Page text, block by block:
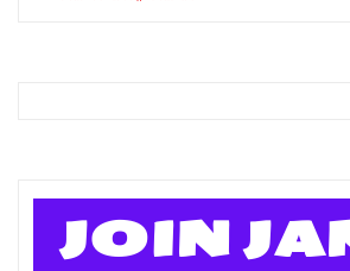
JOIN